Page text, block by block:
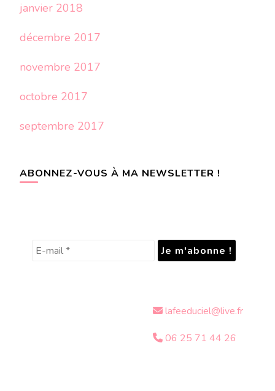
janvier 2018
décembre 2017
novembre 2017
octobre 2017
septembre 2017
ABONNEZ-VOUS À MA NEWSLETTER !
lafeeduciel@live.fr
06 25 71 44 26